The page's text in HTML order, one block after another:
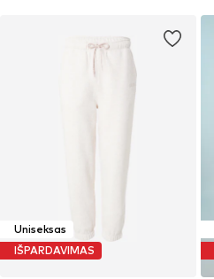
Uniseksas
IŠPARDAVIMAS